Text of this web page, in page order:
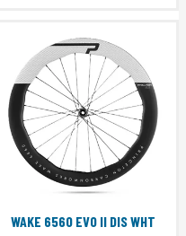
WAKE 6560 EVO II DIS WHT